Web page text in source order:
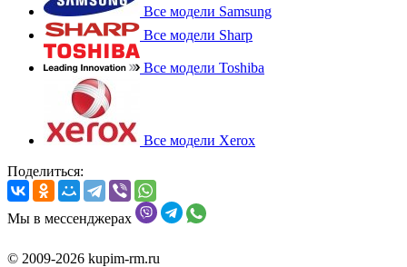
Все модели Samsung
Все модели Sharp
Все модели Toshiba
Все модели Xerox
Поделиться:
Мы в мессенджерах
© 2009-2026 kupim-rm.ru